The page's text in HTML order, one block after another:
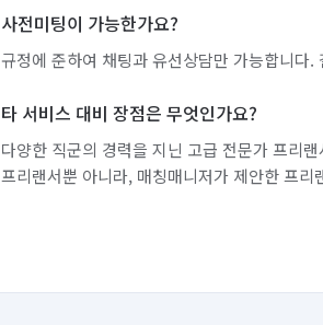
사전미팅이 가능한가요?
규정에 준하여 채팅과 유선상담만 가능합니다.
타 서비스 대비 장점은 무엇인가요?
다양한 직군의 경력을 지닌 고급 전문가 프리
프리랜서뿐 아니라, 매칭매니저가 제안한 프